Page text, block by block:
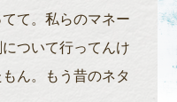
て。私らのマネー
ついて行ってんけ
ん。もう昔のネタ